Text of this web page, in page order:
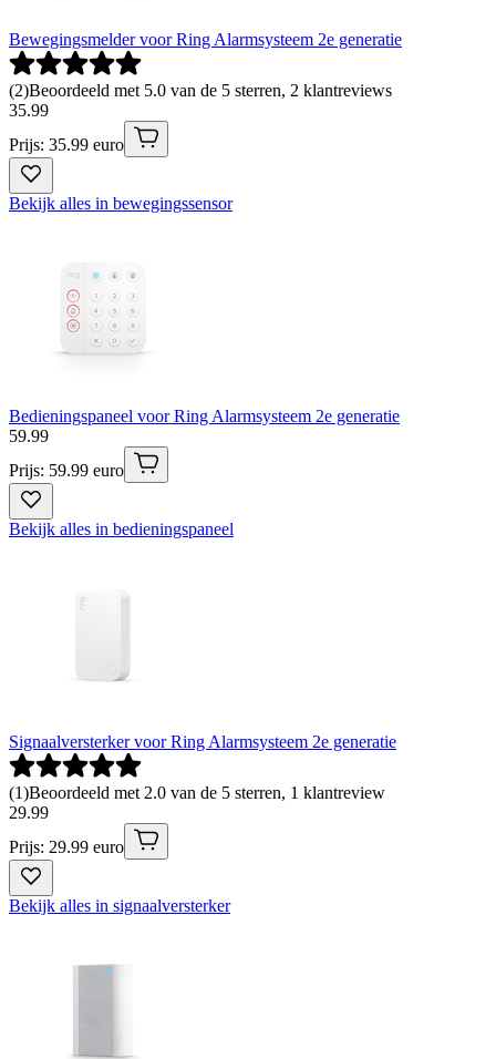
Bewegingsmelder voor Ring Alarmsysteem 2e generatie
(2)Beoordeeld met 5.0 van de 5 sterren, 2 klantreviews
35.99
Prijs: 35.99 euro
Bekijk alles in bewegingssensor
Bedieningspaneel voor Ring Alarmsysteem 2e generatie
59.99
Prijs: 59.99 euro
Bekijk alles in bedieningspaneel
Signaalversterker voor Ring Alarmsysteem 2e generatie
(1)Beoordeeld met 2.0 van de 5 sterren, 1 klantreview
29.99
Prijs: 29.99 euro
Bekijk alles in signaalversterker